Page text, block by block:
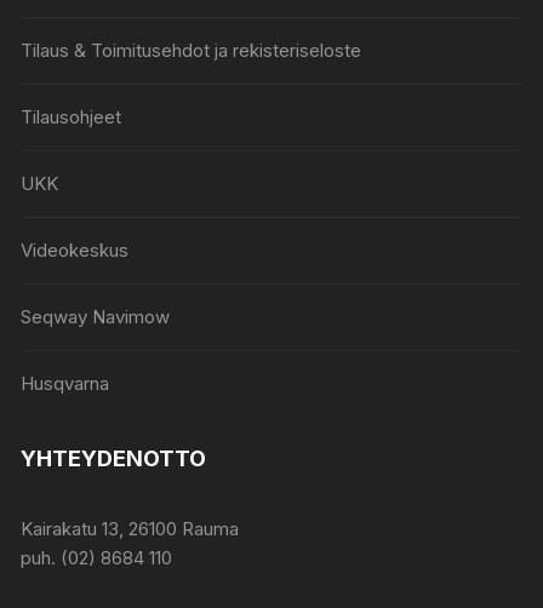
Tilaus & Toimitusehdot ja rekisteriseloste
Tilausohjeet
UKK
Videokeskus
Seqway Navimow
Husqvarna
YHTEYDENOTTO
Kairakatu 13, 26100 Rauma
puh. (02) 8684 110